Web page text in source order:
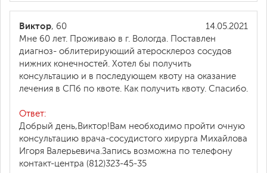
14.05.2021
Виктор, 60
Мне 60 лет. Проживаю в г. Вологда. Поставлен
диагноз- облитерирующий атеросклероз сосудов
нижних конечностей. Хотел бы получить
консультацию и в последующем квоту на оказание
лечения в СПб по квоте. Как получить квоту. Спасибо.
Ответ:
Добрый день,Виктор!Вам необходимо пройти очную
консультацию врача-сосудистого хирурга Михайлова
Игоря Валерьевича.Запись возможна по телефону
контакт-центра (812)323-45-35